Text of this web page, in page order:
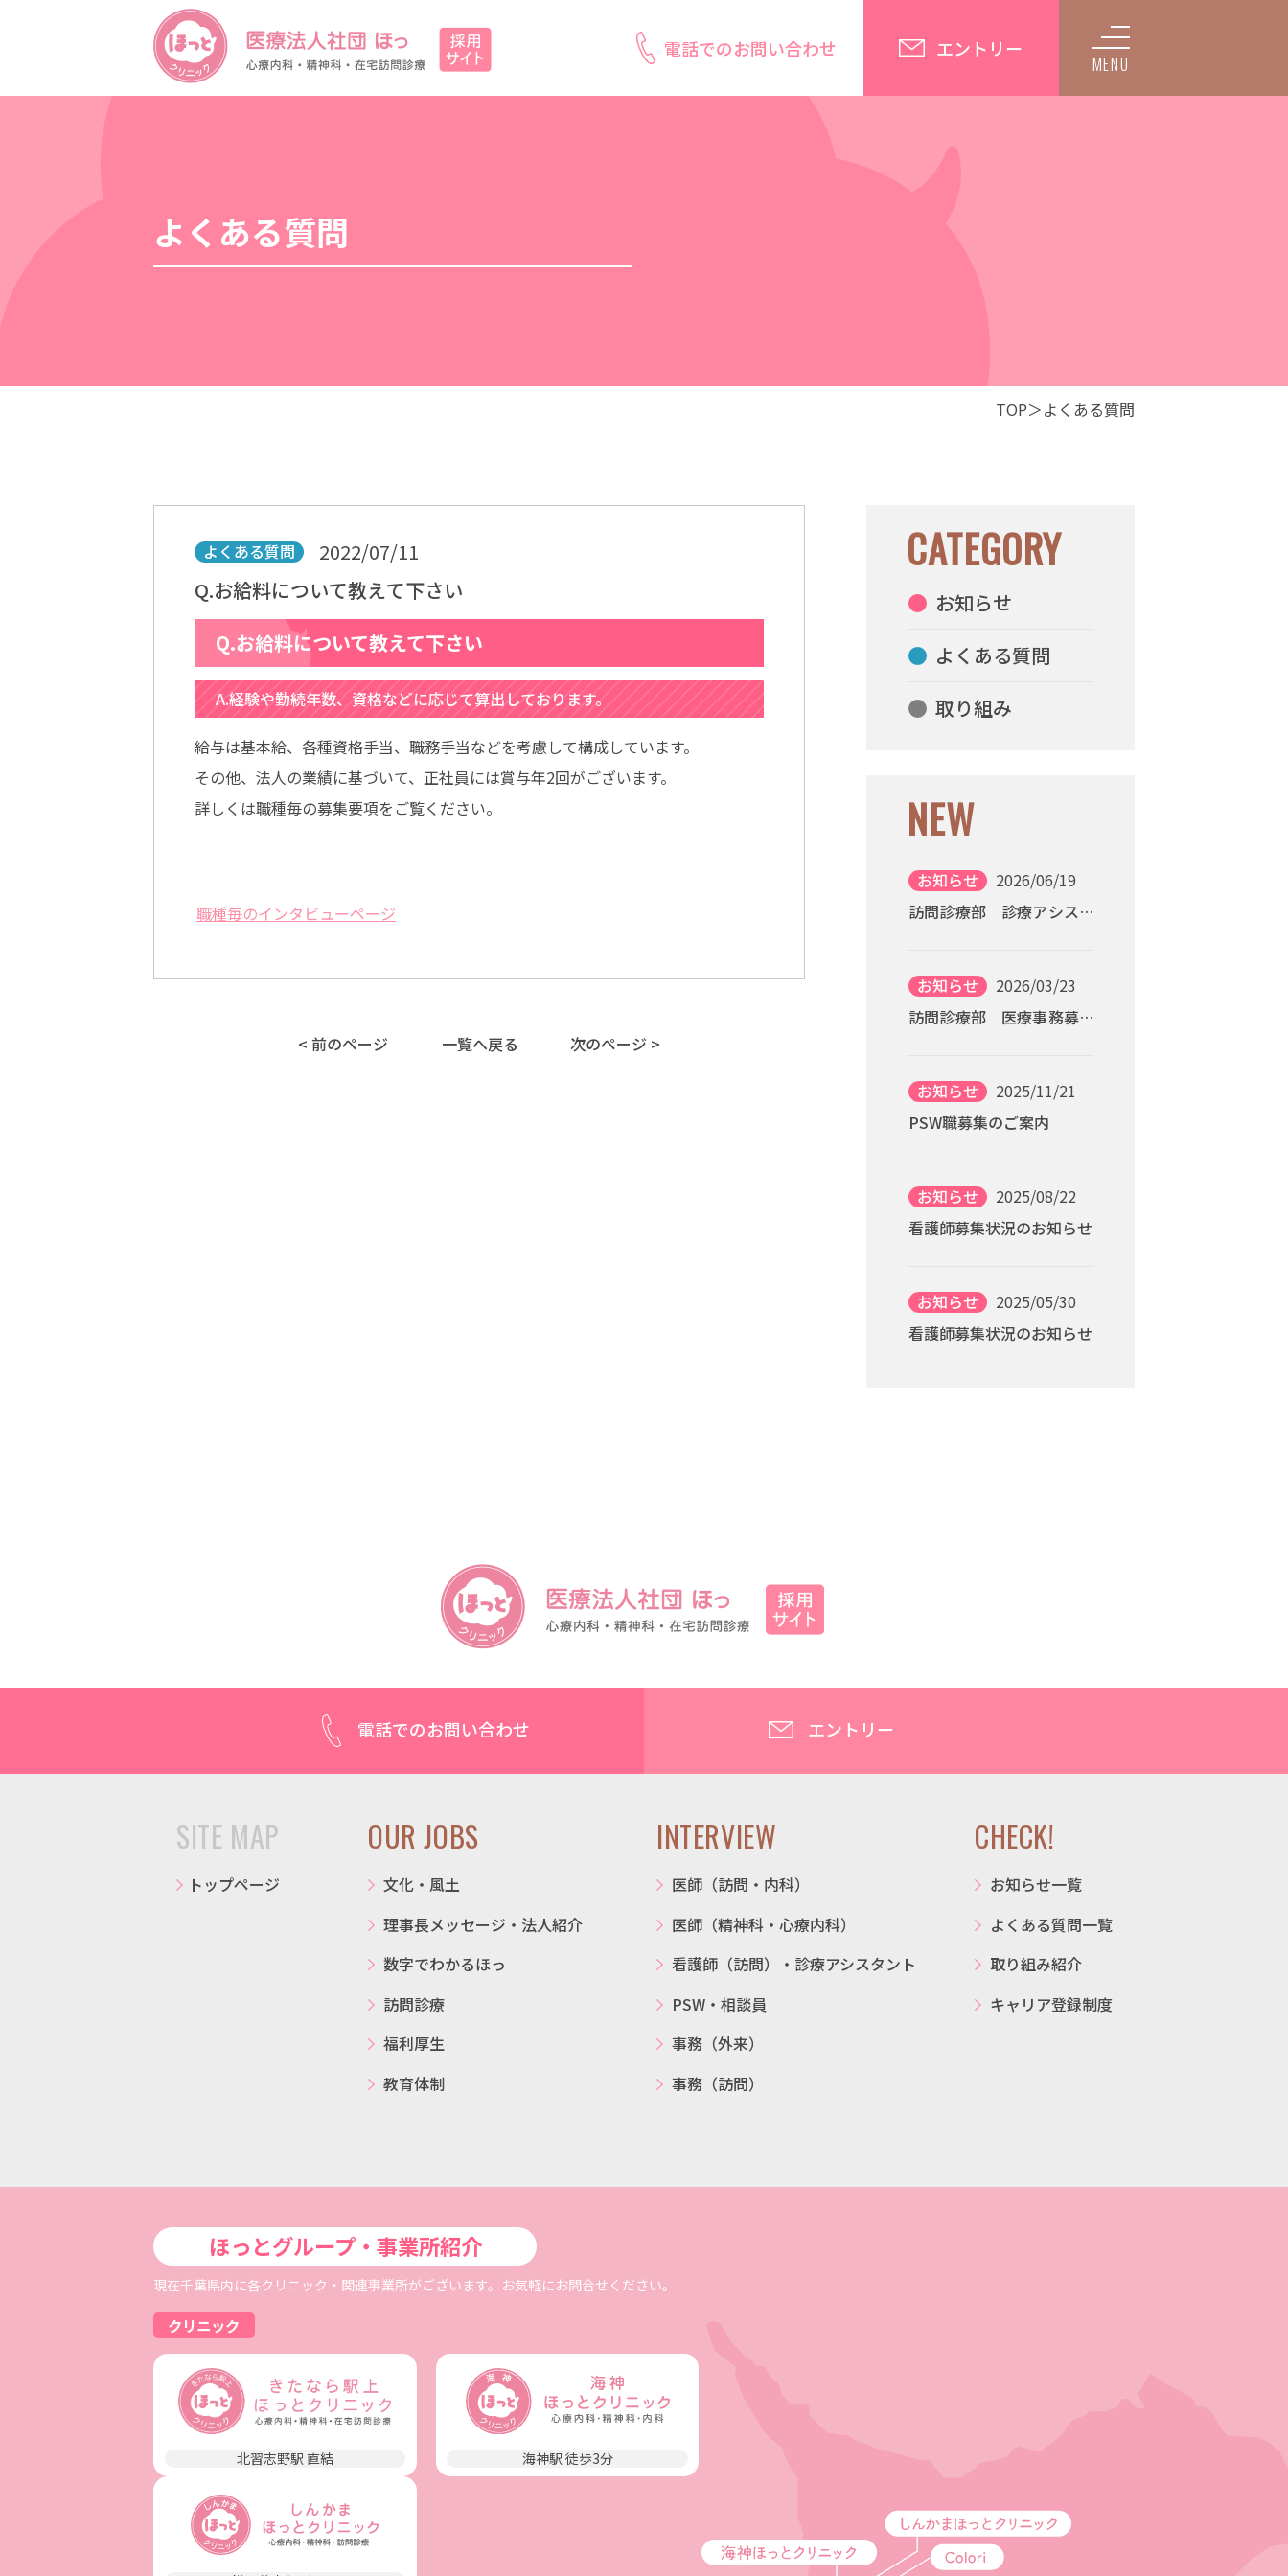
電話でのお問い合わせ エントリー
MENU
よくある質問
TOP よくある質問
よくある質問
2022/07/11
Q.お給料について教えて下さい
Q.お給料について教えて下さい
A.経験や勤続年数、資格などに応じて算出しております。
給与は基本給、各種資格手当、職務手当などを考慮して構成しています。
その他、法人の業績に基づいて、正社員には賞与年2回がございます。
詳しくは職種毎の募集要項をご覧ください。
職種毎のインタビューページ
< 前のページ 一覧へ戻る 次のページ >
CATEGORY
お知らせ
よくある質問
取り組み
NEW
お知らせ
2026/06/19
訪問診療部 診療アシスタ
お知らせ
2026/03/23
訪問診療部 医療事務募集
お知らせ
2025/11/21
PSW職募集のご案内
お知らせ
2025/08/22
看護師募集状況のお知らせ
お知らせ
2025/05/30
看護師募集状況のお知らせ
電話でのお問い合わせ エントリー
SITE MAP
トップページ
OUR JOBS
文化・風土
理事長メッセージ・法人紹介
数字でわかるほっ
訪問診療
福利厚生
教育体制
INTERVIEW
医師（訪問・内科）
医師（精神科・心療内科）
看護師（訪問）・診療アシスタント
PSW・相談員
事務（外来）
事務（訪問）
CHECK!
お知らせ一覧
よくある質問一覧
取り組み紹介
キャリア登録制度
ほっとグループ・事業所紹介
現在千葉県内に各クリニック・関連事業所がございます。お気軽にお問合せください。
クリニック
北習志野駅 直結 海神駅 徒歩3分